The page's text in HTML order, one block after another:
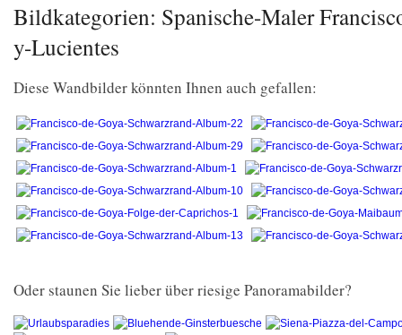
Bildkategorien: Spanische-Maler
y-Lucientes
Diese Wandbilder könnten Ihnen auch gefallen:
Oder staunen Sie lieber über riesige Panoramabilder?